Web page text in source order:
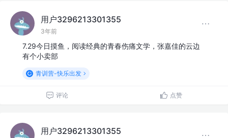
用户3296213301355
3年前
7.29今日摸鱼，阅读经典的青春伤痛文学，张嘉佳的云边
有个小卖部
青训营-快乐出发
评论 点赞
用户3296213301355